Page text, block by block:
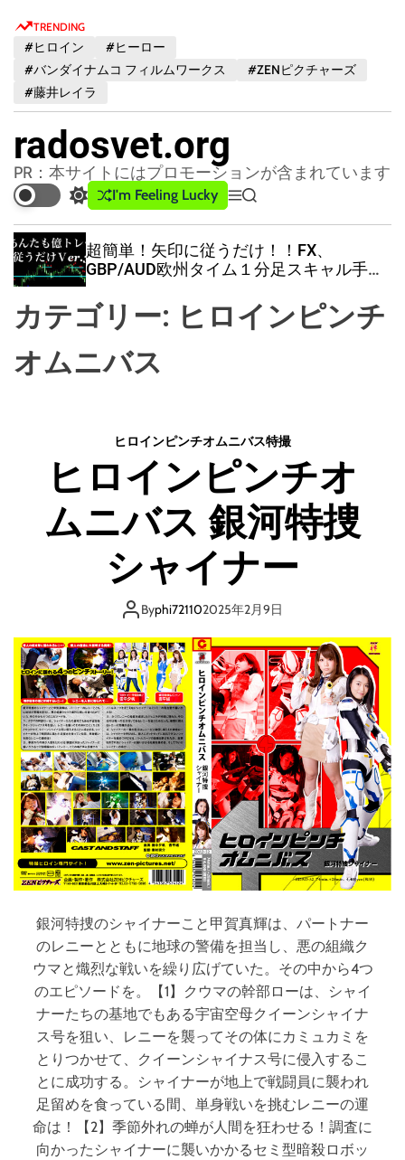
TRENDING
#ヒロイン
#ヒーロー
#バンダイナムコ フィルムワークス
#ZENピクチャーズ
#藤井レイラ
radosvet.org
PR：本サイトにはプロモーションが含まれています
S
w
i
t
c
c
o
o
I'm Feeling Lucky
M
e
u
S
e
r
c
超簡単！矢印に従うだけ！！FX、
GBP/AUD欧州タイム１分足スキャル手法
カテゴリー: ヒロインピンチ
オムニバス
ヒロインピンチオムニバス特撮
ヒロインピンチオ
ムニバス 銀河特捜
シャイナー
Byphi721102025年2月9日
銀河特捜のシャイナーこと甲賀真輝は、パートナー
のレニーとともに地球の警備を担当し、悪の組織ク
ウマと熾烈な戦いを繰り広げていた。その中から4つ
のエピソードを。【1】クウマの幹部ローは、シャイ
ナーたちの基地でもある宇宙空母クイーンシャイナ
ス号を狙い、レニーを襲ってその体にカミュカミを
とりつかせて、クイーンシャイナス号に侵入するこ
とに成功する。シャイナーが地上で戦闘員に襲われ
足留めを食っている間、単身戦いを挑むレニーの運
命は！【2】季節外れの蝉が人間を狂わせる！調査に
向かったシャイナーに襲いかかるセミ型暗殺ロボッ